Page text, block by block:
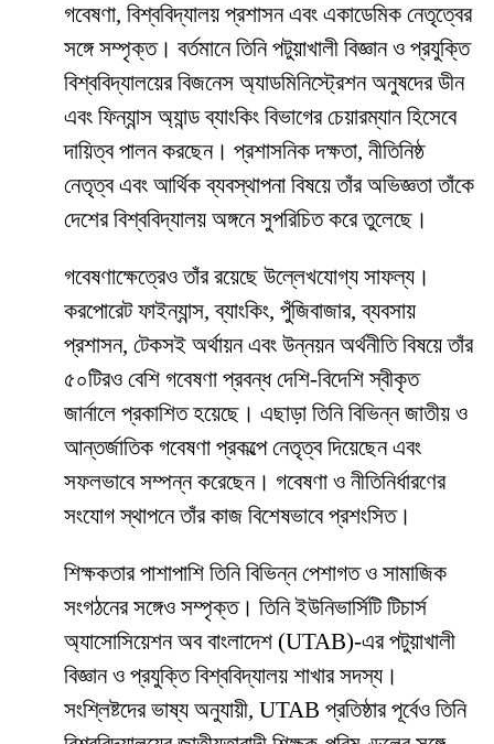
গবেষণা, বিশ্ববিদ্যালয় প্রশাসন এবং একাডেমিক নেতৃত্বের
সঙ্গে সম্পৃক্ত। বর্তমানে তিনি পটুয়াখালী বিজ্ঞান ও প্রযুক্তি
বিশ্ববিদ্যালয়ের বিজনেস অ্যাডমিনিস্ট্রেশন অনুষদের ডীন
এবং ফিন্যান্স অ্যান্ড ব্যাংকিং বিভাগের চেয়ারম্যান হিসেবে
দায়িত্ব পালন করছেন। প্রশাসনিক দক্ষতা, নীতিনিষ্ঠ
নেতৃত্ব এবং আর্থিক ব্যবস্থাপনা বিষয়ে তাঁর অভিজ্ঞতা তাঁকে
দেশের বিশ্ববিদ্যালয় অঙ্গনে সুপরিচিত করে তুলেছে।
গবেষণাক্ষেত্রেও তাঁর রয়েছে উল্লেখযোগ্য সাফল্য।
করপোরেট ফাইন্যান্স, ব্যাংকিং, পুঁজিবাজার, ব্যবসায়
প্রশাসন, টেকসই অর্থায়ন এবং উন্নয়ন অর্থনীতি বিষয়ে তাঁর
৫০টিরও বেশি গবেষণা প্রবন্ধ দেশি-বিদেশি স্বীকৃত
জার্নালে প্রকাশিত হয়েছে। এছাড়া তিনি বিভিন্ন জাতীয় ও
আন্তর্জাতিক গবেষণা প্রকল্পে নেতৃত্ব দিয়েছেন এবং
সফলভাবে সম্পন্ন করেছেন। গবেষণা ও নীতিনির্ধারণের
সংযোগ স্থাপনে তাঁর কাজ বিশেষভাবে প্রশংসিত।
শিক্ষকতার পাশাপাশি তিনি বিভিন্ন পেশাগত ও সামাজিক
সংগঠনের সঙ্গেও সম্পৃক্ত। তিনি ইউনিভার্সিটি টিচার্স
অ্যাসোসিয়েশন অব বাংলাদেশ (UTAB)-এর পটুয়াখালী
বিজ্ঞান ও প্রযুক্তি বিশ্ববিদ্যালয় শাখার সদস্য।
সংশ্লিষ্টদের ভাষ্য অনুযায়ী, UTAB প্রতিষ্ঠার পূর্বেও তিনি